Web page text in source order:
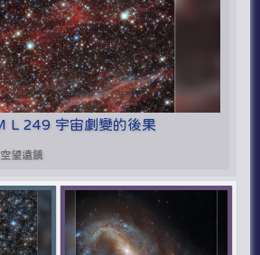
L 249 宇宙劇變的後果
望遠鏡